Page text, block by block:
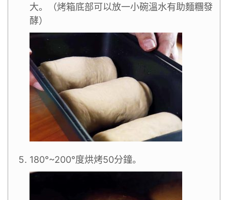
大。（烤箱底部可以放一小碗溫水有助麵糰發
酵）
180°~200°度烘烤50分鐘。